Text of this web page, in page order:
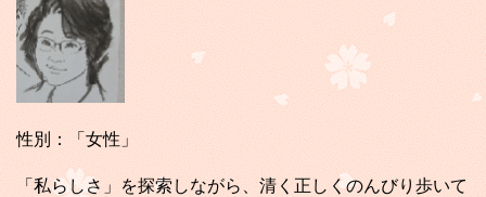
性別：「女性」
「私らしさ」を探索しながら、清く正しくのんびり歩いて